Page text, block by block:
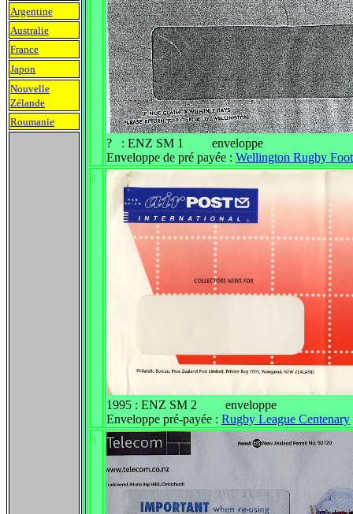
? : ENZ SM 1 enveloppe
Enveloppe de pré payée : Wellington Rugby
2
1995 : ENZ SM 2 enveloppe
Enveloppe pré-payée : Rugby League Centenary
3
Argentine
Australie
France
Japon
Nouvelle
Zélande
Roumanie